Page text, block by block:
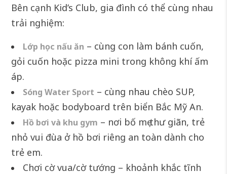
Bên cạnh Kid’s Club, gia đình có thể cùng nhau
trải nghiệm:
Lớp học nấu ăn – cùng con làm bánh cuốn,
gỏi cuốn hoặc pizza mini trong không khí ấm
áp.
Sóng Water Sport – cùng nhau chèo SUP,
kayak hoặc bodyboard trên biển Bắc Mỹ An.
Hồ bơi và khu gym – nơi bố mẹ thư giãn, trẻ
nhỏ vui đùa ở hồ bơi riêng an toàn dành cho
trẻ em.
Chơi cờ vua/cờ tướng – khoảnh khắc tĩnh